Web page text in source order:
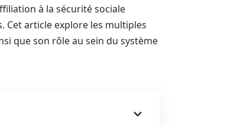
à la sécurité sociale
Cet article explore les multiples
que son rôle au sein du système